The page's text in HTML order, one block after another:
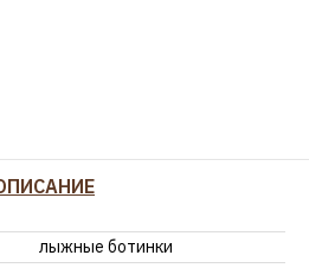
лыжные ботинки